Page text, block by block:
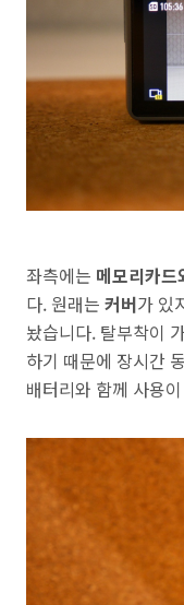
좌측에는 메모리카
다. 원래는 커버가 있
놨습니다. 탈부착이
하기 때문에 장시간
배터리와 함께 사용